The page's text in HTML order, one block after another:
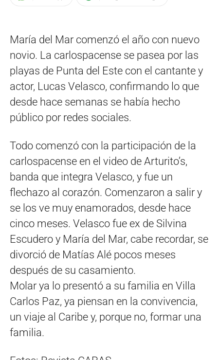
María del Mar comenzó el año con nuevo
novio. La carlospacense se pasea por las
playas de Punta del Este con el cantante y
actor, Lucas Velasco, confirmando lo que
desde hace semanas se había hecho
público por redes sociales.
Todo comenzó con la participación de la
carlospacense en el video de Arturito’s,
banda que integra Velasco, y fue un
flechazo al corazón. Comenzaron a salir y
se los ve muy enamorados, desde hace
cinco meses. Velasco fue ex de Silvina
Escudero y María del Mar, cabe recordar, se
divorció de Matías Alé pocos meses
después de su casamiento.
Molar ya lo presentó a su familia en Villa
Carlos Paz, ya piensan en la convivencia,
un viaje al Caribe y, porque no, formar una
familia.